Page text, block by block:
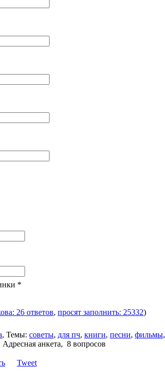
*
26 ответов, просят заполнить: 25332)
, Темы: советы, для пч, книги, песни, фильмы,
Адресная анкета, 8 вопросов
Tweet